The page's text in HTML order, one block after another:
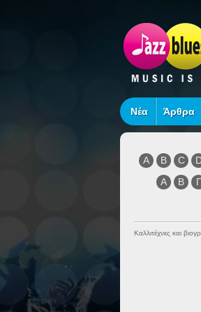
Νέα Άρθρα
A B C
Α
Β Γ
Καλλιτέχνες και